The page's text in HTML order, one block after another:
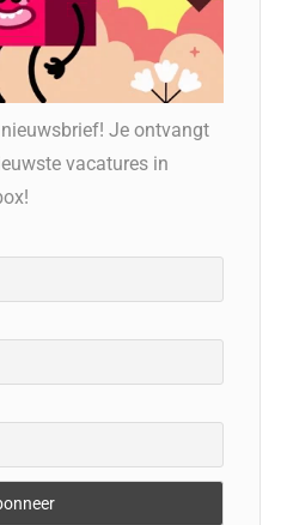
Je ontvangt
vacatures in